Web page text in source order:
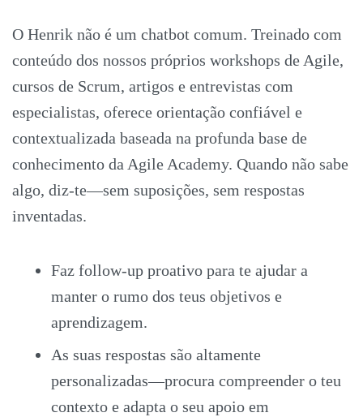
O Henrik não é um chatbot comum. Treinado com
conteúdo dos nossos próprios workshops de Agile,
cursos de Scrum, artigos e entrevistas com
especialistas, oferece orientação confiável e
contextualizada baseada na profunda base de
conhecimento da Agile Academy. Quando não sabe
algo, diz-te—sem suposições, sem respostas
inventadas.
Faz follow-up proativo para te ajudar a
manter o rumo dos teus objetivos e
aprendizagem.
As suas respostas são altamente
personalizadas—procura compreender o teu
contexto e adapta o seu apoio em